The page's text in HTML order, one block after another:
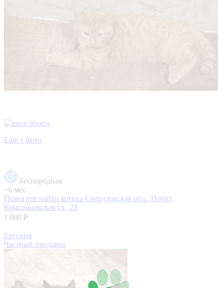
Еще 1 фото
Беспородная
~6 мес.
Помогите найти котика Свердловская обл., Ирбит,
Комсомольская ул., 28
1 000 ₽
Евгения
Частный продавец